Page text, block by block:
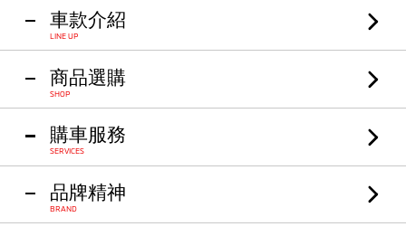
車款介紹
LINE UP
商品選購
SHOP
購車服務
SERVICES
品牌精神
BRAND